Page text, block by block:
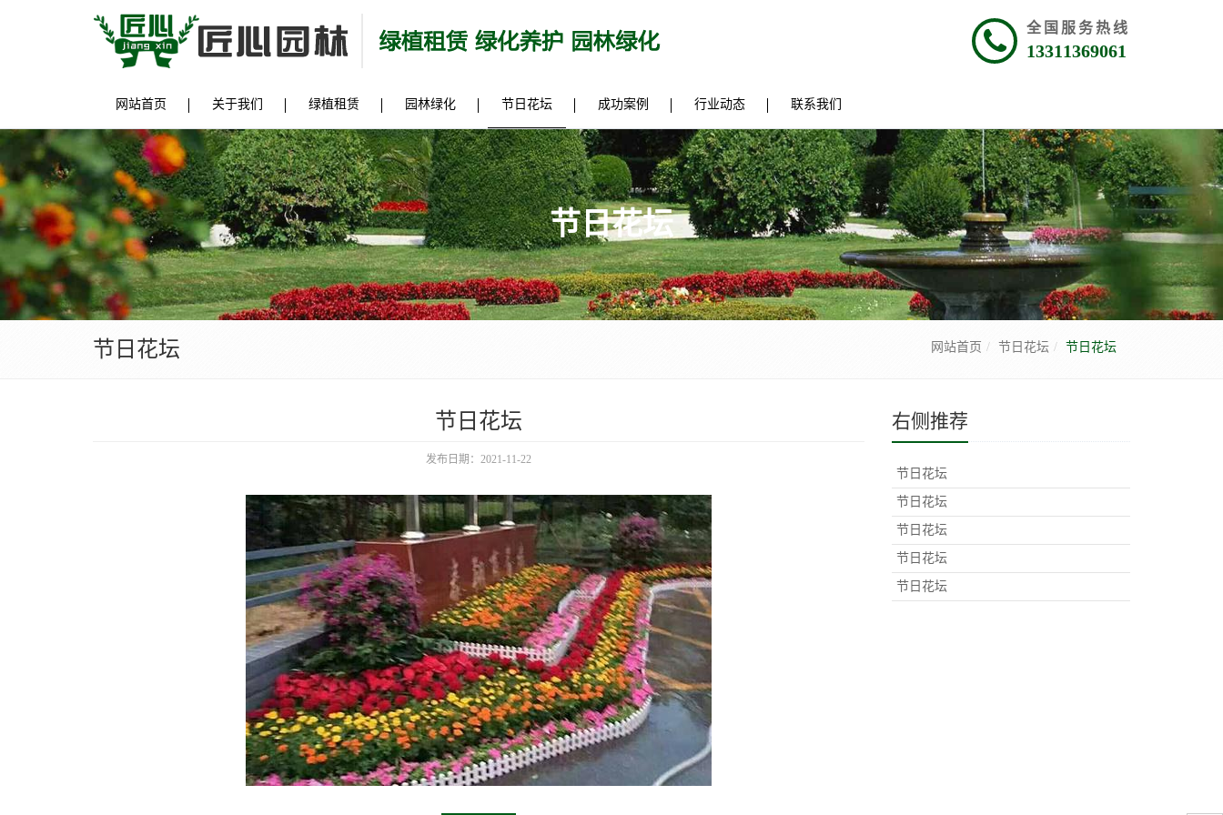
全国服务热线
13311369061
网站首页 关于我们 绿植租赁 园林绿化 节日花坛 成功案例 行业动态 联系我们
节日花坛
节日花坛 网站首页 节日花坛 节日花坛
节日花坛
发布日期：2021-11-22
右侧推荐
节日花坛
节日花坛
节日花坛
节日花坛
节日花坛